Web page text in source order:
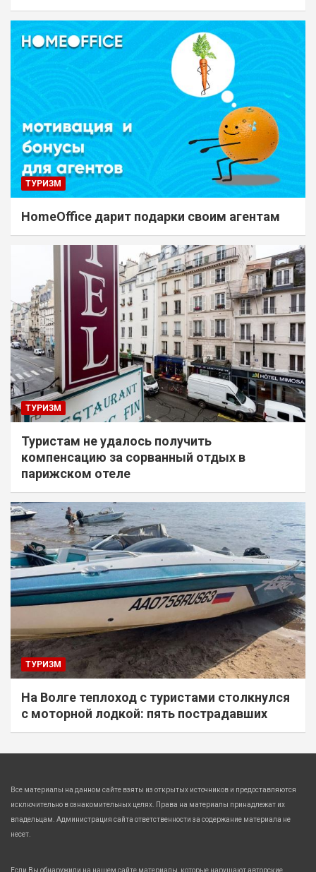
ТУРИЗМ
HomeOffice дарит подарки своим агентам
ТУРИЗМ
Туристам не удалось получить
компенсацию за сорванный отдых в
парижском отеле
ТУРИЗМ
На Волге теплоход с туристами столкнулся
с моторной лодкой: пять пострадавших
Все материалы на данном сайте взяты из открытых источников и предоставляются
исключительно в ознакомительных целях. Права на материалы принадлежат их
владельцам. Администрация сайта ответственности за содержание материала не
несет.